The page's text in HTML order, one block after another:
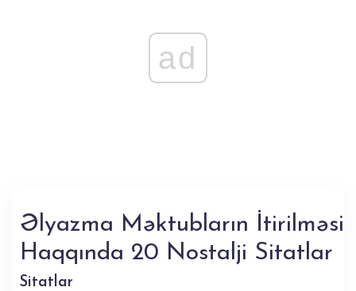
ad
Əlyazma Məktubların İtirilməsi
Haqqında 20 Nostalji Sitatlar
Sitatlar